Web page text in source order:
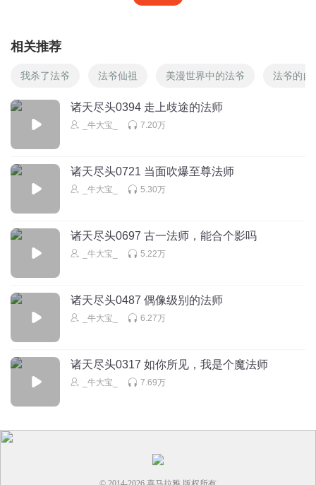
相关推荐
我杀了法爷 法爷仙祖 美漫世界中的法爷 法爷的自
诸天尽头0394 走上歧途的法师
_牛大宝_ 7.20万
诸天尽头0721 当面吹爆至尊法师
_牛大宝_ 5.30万
诸天尽头0697 古一法师，能合个影吗
_牛大宝_ 5.22万
诸天尽头0487 偶像级别的法师
_牛大宝_ 6.27万
诸天尽头0317 如你所见，我是个魔法师
_牛大宝_ 7.69万